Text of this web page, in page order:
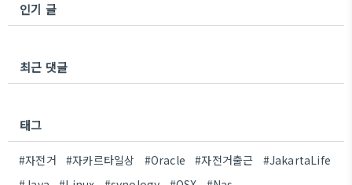
인기 글
최근 댓글
태그
#자전거 #자카르타일상 #Oracle #자전거출근
#JakartaLife